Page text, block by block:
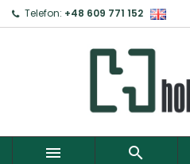
Telefon: +48 609 771 152
 